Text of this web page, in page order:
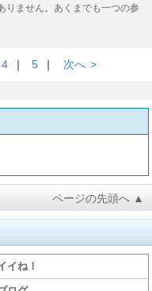
りません。あくまでも一つの参
4 ｜ 5 ｜ 次へ >
ページの先頭へ ▲
イね！